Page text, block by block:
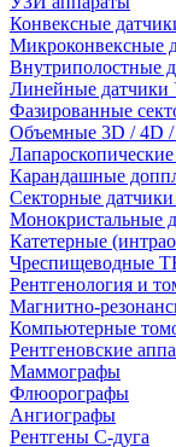
Конвексные
Микроконвексные
Внутриполостные
Линейные
Фазированные
Объемные 3D / 4D
Карандашные
Секторные
Монокристальные
Катетерные
Чреспищеводные
Рентгенология и
Магнитно-
Компьютерные
Рентгеновские
Маммографы
Флюорографы
Ангиографы
Рентгены С-дуга